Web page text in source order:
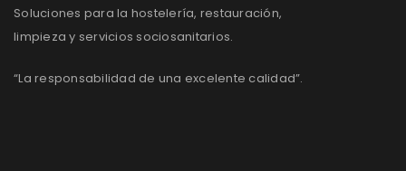
Soluciones para la hostelería, restauración,
limpieza y servicios sociosanitarios.
“La responsabilidad de una excelente calidad”.